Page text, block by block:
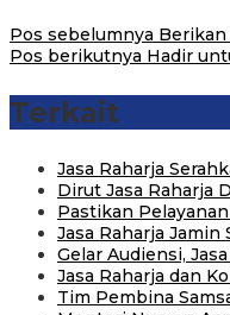
Pos sebelumnya Berikan
Pos berikutnya Hadir
Terkait
Jasa Raharja
Dirut Jasa Raharja
Pastikan
Jasa Raharja
Gelar Audiensi,
Jasa Raharja dan
Tim Pembina